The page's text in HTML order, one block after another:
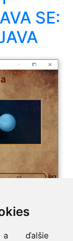
a ďalšie
SE: